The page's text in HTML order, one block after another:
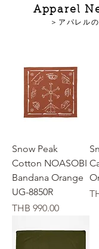
Apparel
＞アパレル
Snow Peak
Cotton NOASOBI
Bandana Orange
UG-8850R
Price
THB 990.00